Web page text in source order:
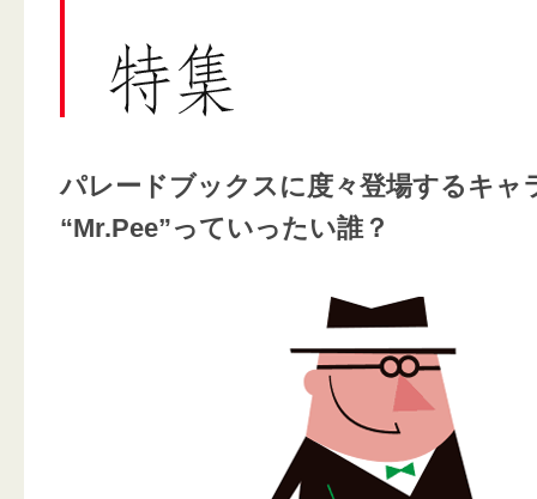
パレードブックスに度々登場するキャ
“Mr.Pee”っていったい誰？